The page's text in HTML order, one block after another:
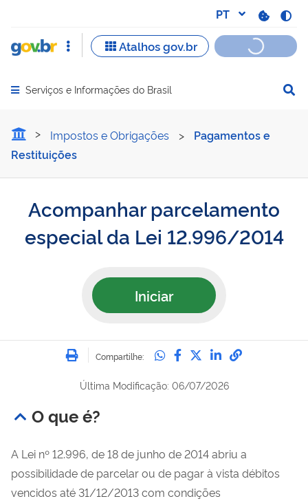
Abrir menu principal de navegação
Serviços e Informações do Brasil
Acompanhar
Impostos e Obrigações >
Pagamentos e
Restituições
Acompanhar parcelamento
especial da Lei 12.996/2014
Iniciar
Imprimir
Compartilhe: Compartilhe no
Compartilhe no
Compartilhe no
Compartilhe
Última Modificação: 06/07/2026
O que é?
A Lei nº 12.996, de 18 de junho de 2014 abriu a
possibilidade de parcelar ou de pagar à vista débitos
vencidos até 31/12/2013 com condições